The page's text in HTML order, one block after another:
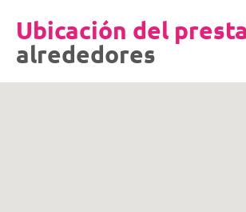
Ubicación del
alrededores